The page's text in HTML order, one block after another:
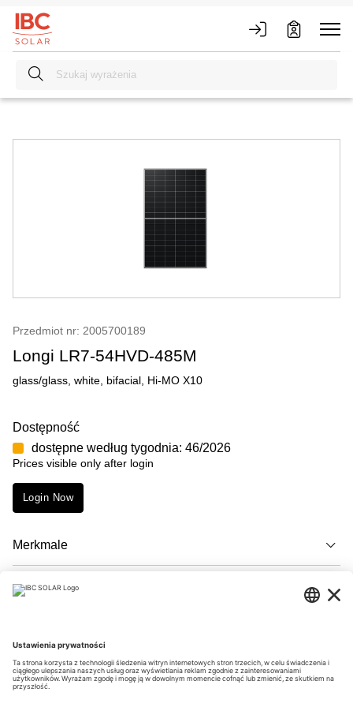
Przedmiot nr: 2005700189
Longi LR7-54HVD-485M
glass/glass, white, bifacial, Hi-MO X10
Dostępność
dostępne według tygodnia: 46/2026
Prices visible only after login
Login Now
Merkmale
Opis
Downloads